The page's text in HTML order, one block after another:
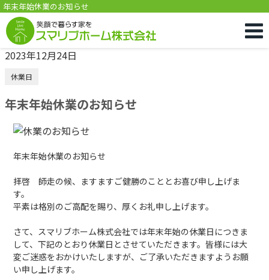
年末年始休業のお知らせ
2023年12月24日
休業日
年末年始休業のお知らせ
年末年始休業のお知らせ
拝啓 師走の候、ますますご健勝のこととお喜び申し上げま
す。
平素は格別のご高配を賜り、厚くお礼申し上げます。
さて、スマリブホーム株式会社では年末年始の休業日につきま
して、下記のとおり休業日とさせていただきます。皆様には大
変ご迷惑をおかけいたしますが、ご了承いただきますようお願
い申し上げます。